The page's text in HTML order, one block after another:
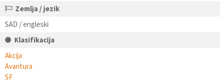
Zemlja / jezik
SAD / engleski
Klasifikacija
Akcija
Avantura
SF